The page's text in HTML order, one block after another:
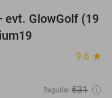
36%
evt. GlowGolf (19
9.6 star
Regulier €31